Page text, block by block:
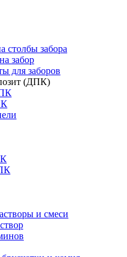
столбы забора
забор
для заборов
(ДПК)
и смеси